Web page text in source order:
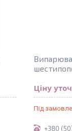
Ціну
Під
+380